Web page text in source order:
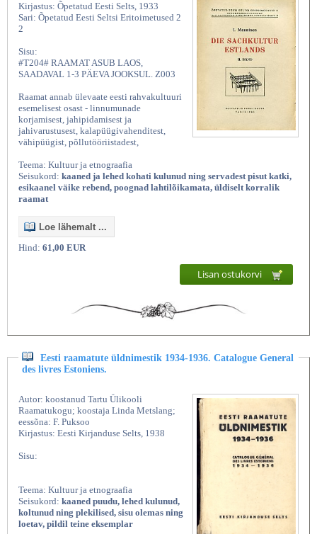
Kirjastus: Õpetatud Eesti Selts, 1933
Sari: Õpetatud Eesti Seltsi Eritoimetused 2
2
Sisu:
#T204# RAAMAT ASUB LAOS,
SAADAVAL 1-3 PÄEVA JOOKSUL. Z003
Raamat annab ülevaate eesti rahvakultuuri
esemelisest osast - linnumunade
korjamisest, jahipidamisest ja
jahivarustusest, kalapüügivahenditest,
vähipüügist, põllutööriistadest,
Teema: Kultuur ja etnograafia
Seisukord: kaaned ja lehed kohati kulunud ning servadest pisut katki,
esikaanel väike rebend, poognad lahtilõikamata, üldiselt korralik
raamat
Loe lähemalt ...
Hind: 61,00 EUR
Lisan ostukorvi
Eesti raamatute üldnimestik 1934-1936. Catalogue General
des livres Estoniens.
Autor: koostanud Tartu Ülikooli
Raamatukogu; koostaja Linda Metslang;
eessõna: F. Puksoo
Kirjastus: Eesti Kirjanduse Selts, 1938
Sisu:
Teema: Kultuur ja etnograafia
Seisukord: kaaned puudu, lehed kulunud,
koltunud ning plekilised, sisu olemas ning
loetav, pildil teine eksemplar